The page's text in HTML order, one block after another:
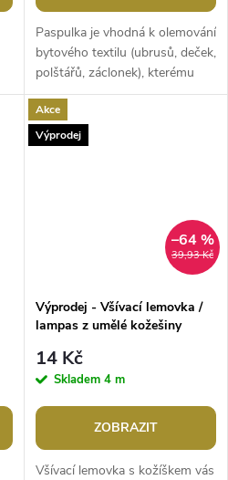
Paspulka je vhodná k olemování
bytového textilu (ubrusů, deček,
polštářů, záclonek), kterému
dodá pevnost ve švech a
odolnost vůči opotřebení.Šíře:...
Akce
Výprodej
39,93 Kč
–64 %
Výprodej - Všívací lemovka /
lampas z umělé kožešiny
14 Kč
Skladem 4 m
ZOBRAZIT
Všívací lemovka s kožíškem vás